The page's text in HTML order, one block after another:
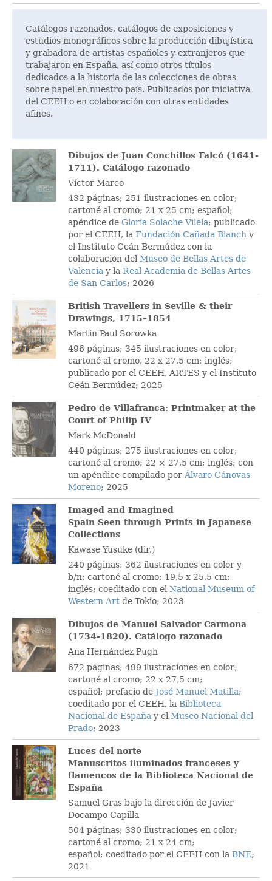
Catálogos razonados, catálogos de exposiciones y
estudios monográficos sobre la producción dibujística
y grabadora de artistas españoles y extranjeros que
trabajaron en España, así como otros títulos
dedicados a la historia de las colecciones de obras
sobre papel en nuestro país. Publicados por iniciativa
del CEEH o en colaboración con otras entidades
afines.
Dibujos de Juan Conchillos Falcó (1641-
1711). Catálogo razonado
Víctor Marco
432 páginas; 251 ilustraciones en color;
cartoné al cromo; 21 x 25 cm; español;
apéndice de Gloria Solache Vilela; publicado
por el CEEH, la Fundación Cañada Blanch y
el Instituto Ceán Bermúdez con la
colaboración del Museo de Bellas Artes de
Valencia y la Real Academia de Bellas Artes
de San Carlos; 2026
British Travellers in Seville & their
Drawings, 1715–1854
Martin Paul Sorowka
496 páginas; 345 ilustraciones en color;
cartoné al cromo, 22 x 27,5 cm; inglés;
publicado por el CEEH, ARTES y el Instituto
Ceán Bermúdez; 2025
Pedro de Villafranca: Printmaker at the
Court of Philip IV
Mark McDonald
440 páginas; 275 ilustraciones en color;
cartoné al cromo; 22 × 27,5 cm; inglés; con
un apéndice compilado por Álvaro Cánovas
Moreno; 2025
Imaged and Imagined
Spain Seen through Prints in Japanese
Collections
Kawase Yusuke (dir.)
240 páginas; 362 ilustraciones en color y
b/n; cartoné al cromo; 19,5 x 25,5 cm;
inglés; coeditado con el National Museum of
Western Art de Tokio; 2023
Dibujos de Manuel Salvador Carmona
(1734-1820). Catálogo razonado
Ana Hernández Pugh
672 páginas; 499 ilustraciones en color;
cartoné al cromo; 22 x 27,5 cm;
español; prefacio de José Manuel Matilla;
coeditado por el CEEH, la Biblioteca
Nacional de España y el Museo Nacional del
Prado; 2023
Luces del norte
Manuscritos iluminados franceses y
flamencos de la Biblioteca Nacional de
España
Samuel Gras bajo la dirección de Javier
Docampo Capilla
504 páginas; 330 ilustraciones en color;
cartoné al cromo; 21 x 24 cm;
español; coeditado por el CEEH con la BNE;
2021